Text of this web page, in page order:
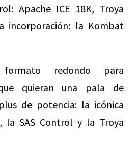
Apache ICE 18K, Troya
incorporación: la Kombat
redondo para
que quieran una pala de
de potencia: la icónica
la SAS Control y la Troya